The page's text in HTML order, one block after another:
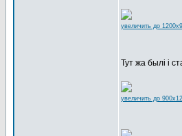
увеличить до
Тут жа былі і
увеличить до